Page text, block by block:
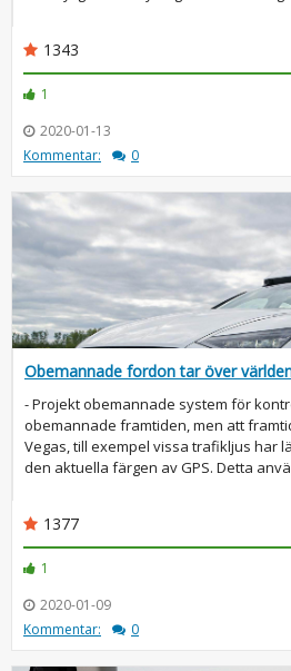
1343
1
2020-01-13
Kommentar:
0
Obemannade fordon tar över
- Projekt obemannade system för
obemannade framtiden, men att
Vegas, till exempel vissa trafikljus har
den aktuella färgen av GPS. Detta
1377
1
2020-01-09
Kommentar:
0